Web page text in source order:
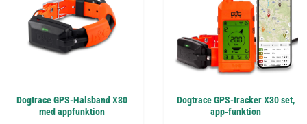
Dogtrace GPS-Halsband X30
med appfunktion
Dogtrace GPS-tracker X30 set,
app-funktion